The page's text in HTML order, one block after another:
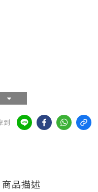
到
商品描述